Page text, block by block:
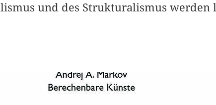
und des Strukturalismus werden